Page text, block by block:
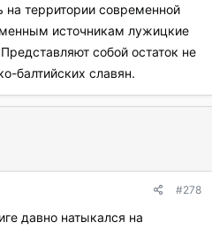
территории современной
источникам лужицкие
собой остаток не
балтийских славян.
#278
давно натыкался на